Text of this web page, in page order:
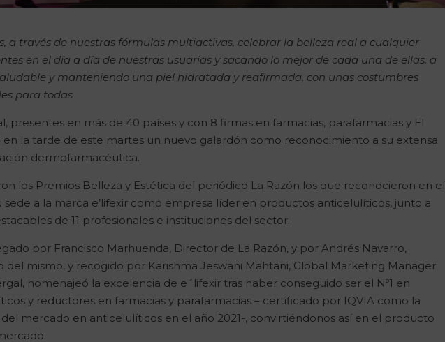
a través de nuestras fórmulas multiactivas, celebrar la belleza real a cualquier
en el día a día de nuestras usuarias y sacando lo mejor de cada una de ellas, a
y manteniendo una piel hidratada y reafirmada, con unas costumbres
para todas
presentes en más de 40 países y con 8 firmas en farmacias, parafarmacias y El
en la tarde de este martes un nuevo galardón como reconocimiento a su extensa
dermofarmacéutica.
los Premios Belleza y Estética del periódico La Razón los que reconocieron en el
sede a la marca e’lifexir como empresa líder en productos anticelulíticos, junto a
de 11 profesionales e instituciones del sector.
por Francisco Marhuenda, Director de La Razón, y por Andrés Navarro,
del mismo, y recogido por Karishma Jeswani Mahtani, Global Marketing Manager
homenajeó la excelencia de e´lifexir tras haber conseguido ser el Nº1 en
y reductores en farmacias y parafarmacias – certificado por IQVIA como la
mercado en anticelulíticos en el año 2021-, convirtiéndonos así en el producto